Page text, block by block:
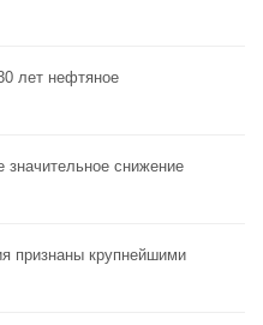
лет нефтяное
снижение
признаны крупнейшими